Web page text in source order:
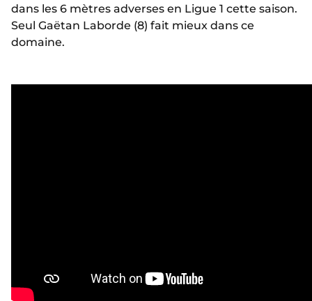
dans les 6 mètres adverses en Ligue 1 cette saison.
Seul Gaëtan Laborde (8) fait mieux dans ce
domaine.